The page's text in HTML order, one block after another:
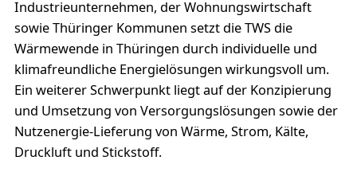
Industrieunternehmen, der Wohnungswirtschaft
sowie Thüringer Kommunen setzt die TWS die
Wärmewende in Thüringen durch individuelle und
klimafreundliche Energielösungen wirkungsvoll um.
Ein weiterer Schwerpunkt liegt auf der Konzipierung
und Umsetzung von Versorgungslösungen sowie der
Nutzenergie-Lieferung von Wärme, Strom, Kälte,
Druckluft und Stickstoff.